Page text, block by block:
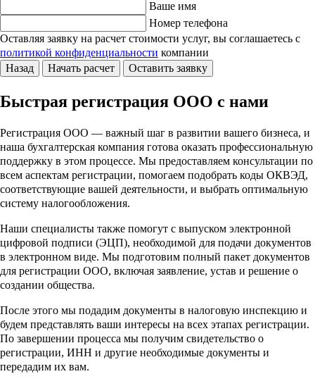
Ваше имя
Номер телефона
Оставляя заявку на расчет стоимости услуг, вы соглашаетесь с
политикой конфиденциальности компании
Назад
Начать расчет Оставить заявку
Быстрая регистрация ООО с нами
Регистрация ООО — важный шаг в развитии вашего бизнеса, и
наша бухгалтерская компания готова оказать профессиональную
поддержку в этом процессе. Мы предоставляем консультации по
всем аспектам регистрации, помогаем подобрать коды ОКВЭД,
соответствующие вашей деятельности, и выбрать оптимальную
систему налогообложения.
Наши специалисты также помогут с выпуском электронной
цифровой подписи (ЭЦП), необходимой для подачи документов
в электронном виде. Мы подготовим полный пакет документов
для регистрации ООО, включая заявление, устав и решение о
создании общества.
После этого мы подадим документы в налоговую инспекцию и
будем представлять ваши интересы на всех этапах регистрации.
По завершении процесса мы получим свидетельство о
регистрации, ИНН и другие необходимые документы и
передадим их вам.